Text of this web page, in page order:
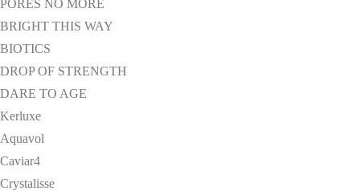
PORES NO MORE
BRIGHT THIS WAY
BIOTICS
DROP OF STRENGTH
DARE TO AGE
Kerluxe
Aquavol
Caviar4
Crystalisse